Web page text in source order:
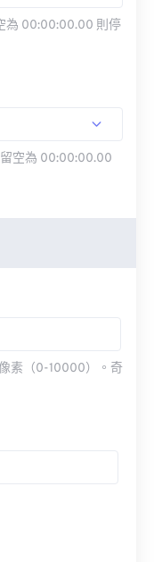
為 00:00:00.00 則停
留空為 00:00:00.00
素（0-10000）。奇